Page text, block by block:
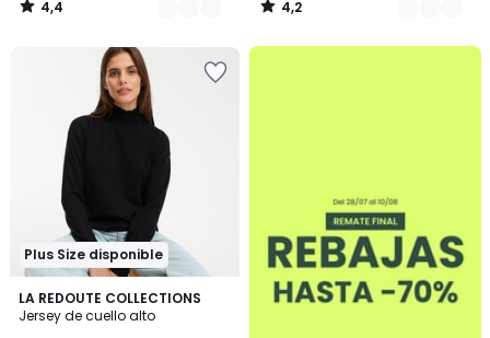
4,4
/
4,2
/
Plus Size disponible
LA REDOUTE COLLECTIONS
Jersey de cuello alto
4,2
/ 5
2
Colores
.